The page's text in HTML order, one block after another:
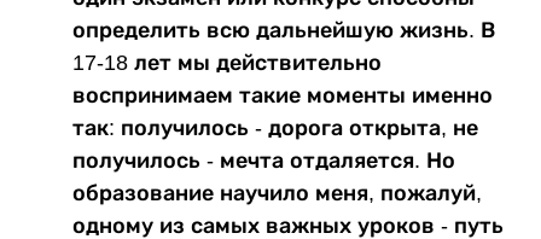
определить всю дальнейшую жизнь. В
17-18 лет мы действительно
воспринимаем такие моменты именно
так: получилось - дорога открыта, не
получилось - мечта отдаляется. Но
образование научило меня, пожалуй,
одному из самых важных уроков - путь